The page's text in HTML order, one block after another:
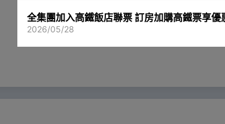
全集團加入高鐵飯店聯票 訂房加購高鐵票享優
2026/05/28